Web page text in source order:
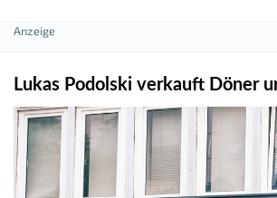
Lukas Podolski verkauft Döner